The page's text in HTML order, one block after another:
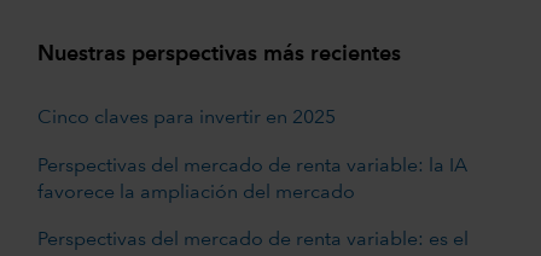
Nuestras perspectivas más recientes
Cinco claves para invertir en 2025
Perspectivas del mercado de renta variable: la IA
favorece la ampliación del mercado
Perspectivas del mercado de renta variable: es el